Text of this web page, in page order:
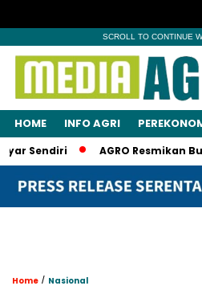
SCROLL TO CONTINUE
HOME INFO AGRI
AGRO Resmikan
Home / Nasional